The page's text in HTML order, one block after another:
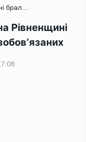
/ Ексвоєнком з медиками на Рівненщині брали хабарі з військовозобовʼязаних
Рівненщині